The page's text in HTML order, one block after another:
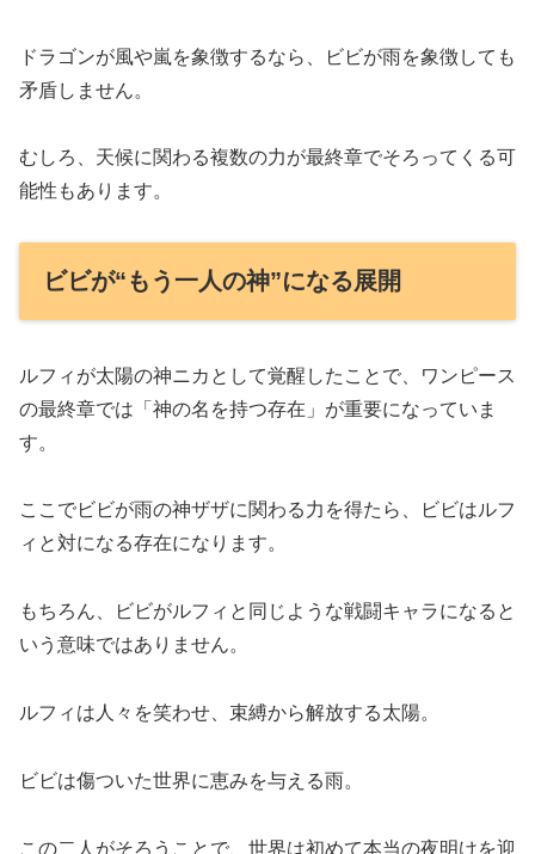
ドラゴンが風や嵐を象徴するなら、ビビが雨を象徴しても
矛盾しません。
むしろ、天候に関わる複数の力が最終章でそろってくる可
能性もあります。
ビビが“もう一人の神”になる展開
ルフィが太陽の神ニカとして覚醒したことで、ワンピース
の最終章では「神の名を持つ存在」が重要になっていま
す。
ここでビビが雨の神ザザに関わる力を得たら、ビビはルフ
ィと対になる存在になります。
もちろん、ビビがルフィと同じような戦闘キャラになると
いう意味ではありません。
ルフィは人々を笑わせ、束縛から解放する太陽。
ビビは傷ついた世界に恵みを与える雨。
この二人がそろうことで、世界は初めて本当の夜明けを迎